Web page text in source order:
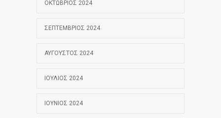
ΟΚΤΏΒΡΙΟΣ 2024
ΣΕΠΤΈΜΒΡΙΟΣ 2024
ΑΎΓΟΥΣΤΟΣ 2024
ΙΟΎΛΙΟΣ 2024
ΙΟΎΝΙΟΣ 2024